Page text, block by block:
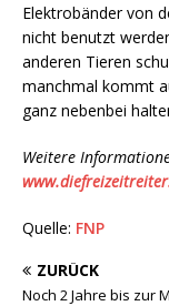
Elektrobänder von
nicht benutzt
anderen Tieren
manchmal kommt
ganz nebenbei
Weitere
Quelle: FNP
ZURÜCK
Noch 2 Jahre bis zur